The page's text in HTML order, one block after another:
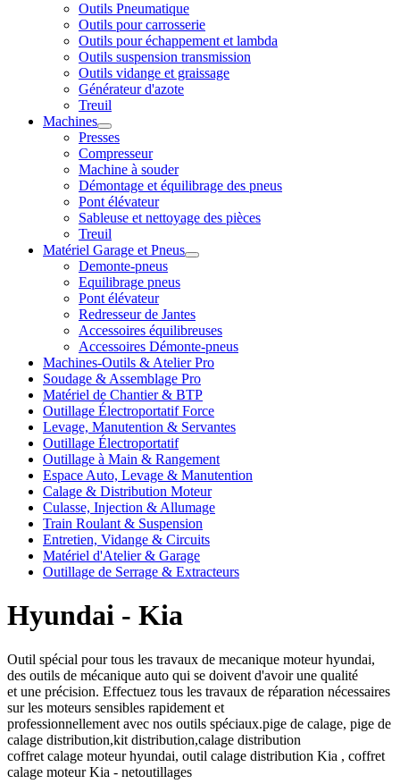
Outils Pneumatique
Outils pour carrosserie
Outils pour échappement et lambda
Outils suspension transmission
Outils vidange et graissage
Générateur d'azote
Treuil
Machines
Presses
Compresseur
Machine à souder
Démontage et équilibrage des pneus
Pont élévateur
Sableuse et nettoyage des pièces
Treuil
Matériel Garage et Pneus
Demonte-pneus
Equilibrage pneus
Pont élévateur
Redresseur de Jantes
Accessoires équilibreuses
Accessoires Démonte-pneus
Machines-Outils & Atelier Pro
Soudage & Assemblage Pro
Matériel de Chantier & BTP
Outillage Électroportatif Force
Levage, Manutention & Servantes
Outillage Électroportatif
Outillage à Main & Rangement
Espace Auto, Levage & Manutention
Calage & Distribution Moteur
Culasse, Injection & Allumage
Train Roulant & Suspension
Entretien, Vidange & Circuits
Matériel d'Atelier & Garage
Outillage de Serrage & Extracteurs
Hyundai - Kia
Outil spécial pour tous les travaux de mecanique moteur hyundai,
des outils de mécanique auto qui se doivent d'avoir une qualité
et une précision. Effectuez tous les travaux de réparation nécessaires
sur les moteurs sensibles rapidement et
professionnellement avec nos outils spéciaux.pige de calage, pige de
calage distribution,kit distribution,calage distribution
coffret calage moteur hyundai, outil calage distribution Kia , coffret
calage moteur Kia - netoutillages